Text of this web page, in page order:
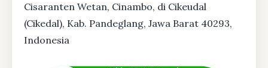
Cisaranten Wetan, Cinambo, di Cikeudal
(Cikedal), Kab. Pandeglang, Jawa Barat 40293,
Indonesia